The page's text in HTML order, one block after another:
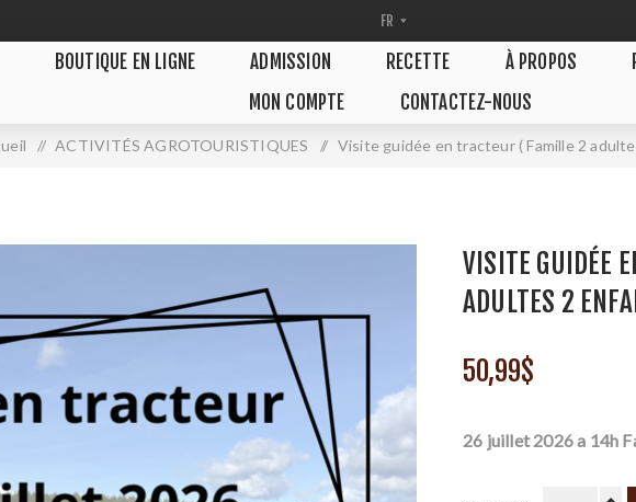
BOUTIQUE EN LIGNE ADMISSION RECETTE À PROPOS
MON COMPTE
CONTACTEZ-NOUS
/ ACTIVITÉS AGROTOURISTIQUES / Visite guidée en tracteur ( Famille 2
VISITE GUIDÉE
ADULTES 2
50,99$
26 juillet 2026 a 14h